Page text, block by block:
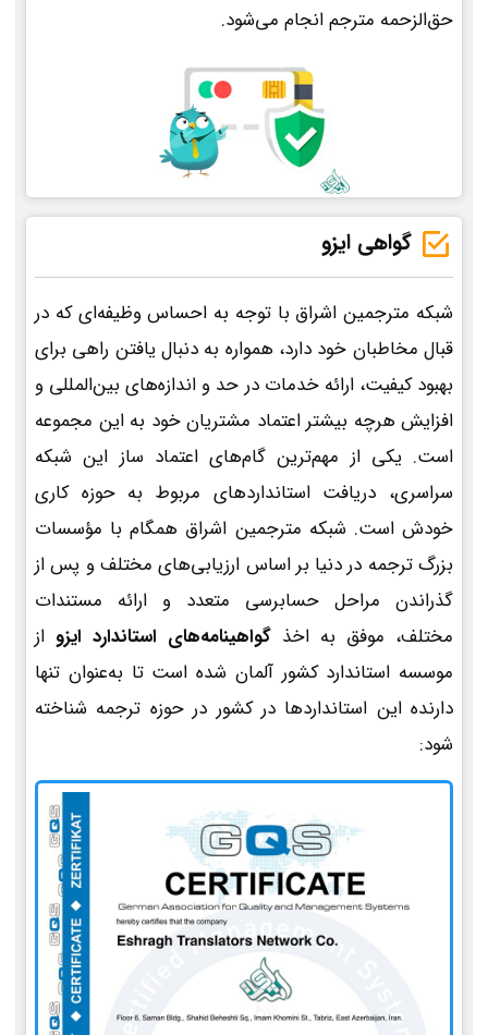
حق‌الزحمه مترجم انجام می‌شود.
گواهی ایزو
شبکه مترجمین اشراق با توجه به احساس وظیفه‌ای که در
قبال مخاطبان خود دارد، همواره به دنبال یافتن راهی برای
بهبود کیفیت، ارائه خدمات در حد و اندازه‌های بین‌المللی و
افزایش هرچه بیشتر اعتماد مشتریان خود به این مجموعه
است. یکی از مهم‌ترین گام‌های اعتماد ساز این شبکه
سراسری، دریافت استانداردهای مربوط به حوزه کاری
خودش است. شبکه مترجمین اشراق همگام با مؤسسات
بزرگ ترجمه در دنیا بر اساس ارزیابی‌های مختلف و پس از
گذراندن مراحل حسابرسی متعدد و ارائه مستندات
مختلف، موفق به اخذ گواهینامه‌های استاندارد ایزو از
موسسه استاندارد کشور آلمان شده است تا به‌عنوان تنها
دارنده این استانداردها در کشور در حوزه ترجمه شناخته
شود: